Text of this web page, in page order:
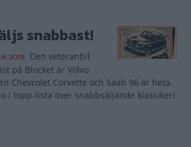
snabbast!
2019 Den veteranbil
på Blocket är Volvo
Chevrolet Corvette och Saab 96 är heta.
i topp-lista över snabbsäljande klassiker!